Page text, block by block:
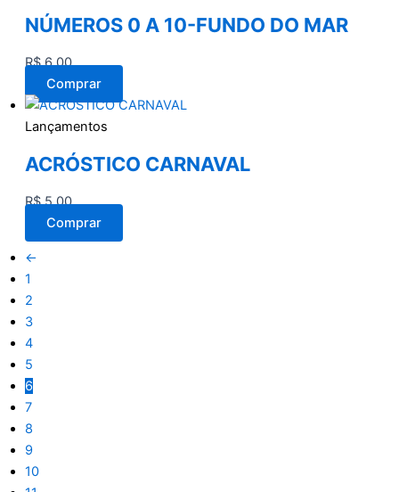
NÚMEROS 0 A 10-FUNDO DO MAR
R$6,00
Comprar
Lançamentos
ACRÓSTICO CARNAVAL
R$5,00
Comprar
←
1
2
3
4
5
6
7
8
9
10